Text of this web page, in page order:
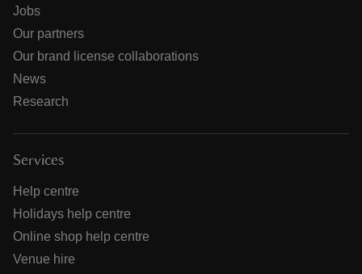
Jobs
Our partners
Our brand license collaborations
News
Research
Services
Help centre
Holidays help centre
Online shop help centre
Venue hire